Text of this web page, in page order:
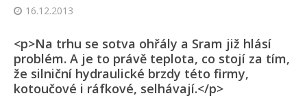
16.12.2013
<p>Na trhu se sotva ohřály a Sram již hlásí
problém. A je to právě teplota, co stojí za tím,
že silniční hydraulické brzdy této firmy,
kotoučové i ráfkové, selhávají.</p>